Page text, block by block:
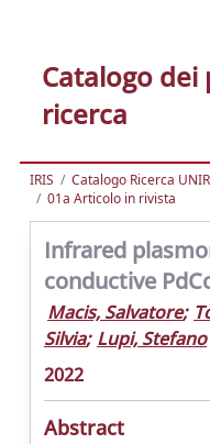
Catalogo
ricerca
IRIS Catalogo Ricerca
01a Articolo in rivista
Infrared
conductive
Macis, Salvatore;
Silvia; Lupi, Stefano
2022
Abstract